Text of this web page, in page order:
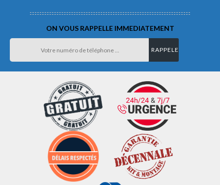
ON VOUS RAPPELLE IMMEDIATEMENT